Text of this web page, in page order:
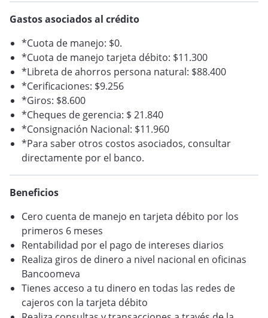
Gastos asociados al crédito
*Cuota de manejo: $0.
*Cuota de manejo tarjeta débito: $11.300
*Libreta de ahorros persona natural: $88.400
*Cerificaciones: $9.256
*Giros: $8.600
*Cheques de gerencia: $ 21.840
*Consignación Nacional: $11.960
*Para saber otros costos asociados, consultar
directamente por el banco.
Beneficios
Cero cuenta de manejo en tarjeta débito por los
primeros 6 meses
Rentabilidad por el pago de intereses diarios
Realiza giros de dinero a nivel nacional en oficinas
Bancoomeva
Tienes acceso a tu dinero en todas las redes de
cajeros con la tarjeta débito